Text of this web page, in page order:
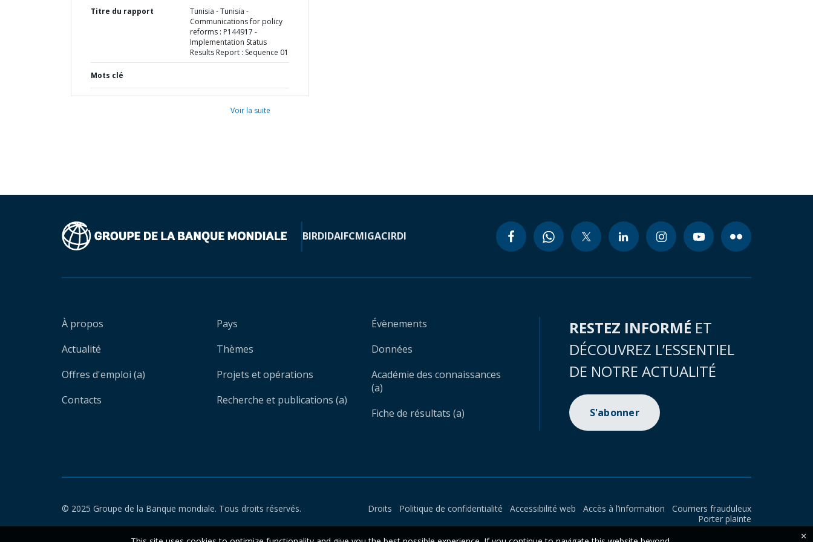
Titre du rapport
Tunisia - Tunisia -
Communications for policy
reforms : P144917 -
Implementation Status
Results Report : Sequence 01
Mots clé
Voir la suite
BIRDIDAIFCMIGACIRDI
À propos
Actualité
Offres d'emploi (a)
Contacts
Pays
Thèmes
Projets et opérations
Recherche et publications (a)
Évènements
Données
Académie des connaissances
(a)
Fiche de résultats (a)
RESTEZ INFORMÉ ET
DÉCOUVREZ L’ESSENTIEL
DE NOTRE ACTUALITÉ
S'abonner
© 2025 Groupe de la Banque mondiale. Tous droits réservés. Droits Politique de confidentialité Accessibilité web Accès à l’information
Courriers frauduleux
Porter plainte
×